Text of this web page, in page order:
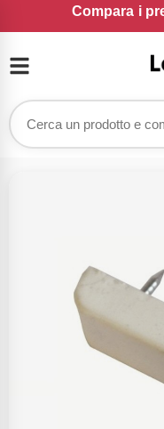
Compara i